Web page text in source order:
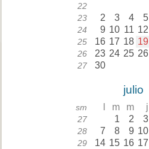
22
23 2 3 4 5
24 9 10 11 12
25 16 17 18 19
26 23 24 25 26
27 30
julio
sm m m j
27 1 2 3
28 7 8 9 10
29 14 15 16 17